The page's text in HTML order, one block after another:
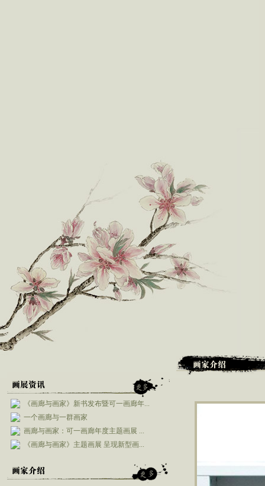
《画廊与画家》新书发布暨可一画廊年...
一个画廊与一群画家
画廊与画家：可一画廊年度主题画展 ...
《画廊与画家》主题画展 呈现新型画...